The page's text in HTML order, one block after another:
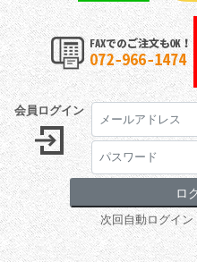
会員ログイン
次回自動ログイン